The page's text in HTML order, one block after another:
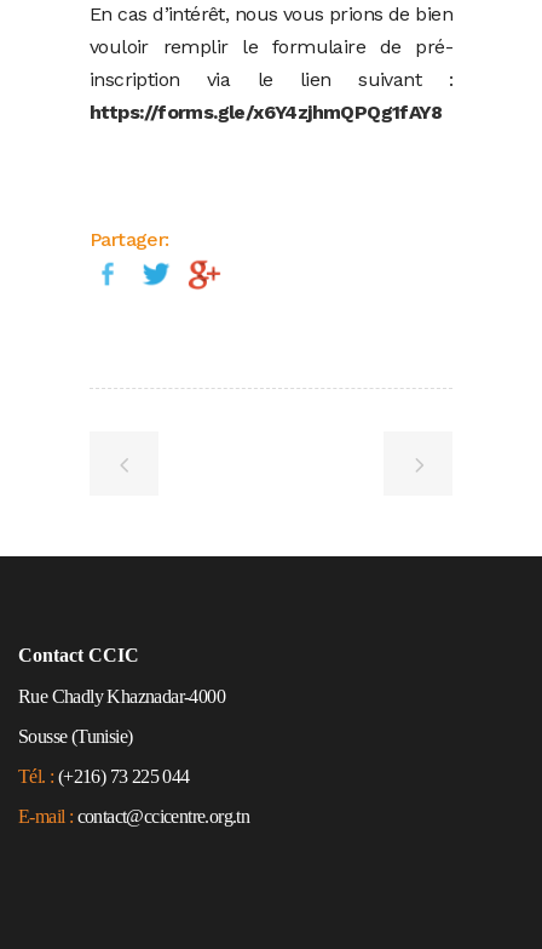
En cas d’intérêt, nous vous prions de bien
vouloir remplir le formulaire de pré-
inscription via le lien suivant :
https://forms.gle/x6Y4zjhmQPQg1fAY8
Partager:
Contact CCIC
Rue Chadly Khaznadar-4000
Sousse (Tunisie)
Tél. : (+216) 73 225 044
E-mail : contact@ccicentre.org.tn